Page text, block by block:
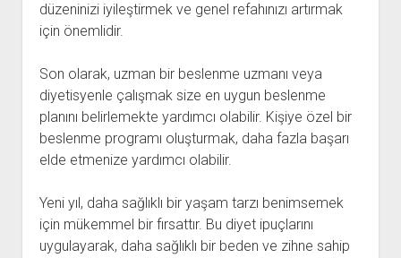
düzeninizi iyileştirmek ve genel refahınızı artırmak
için önemlidir.
Son olarak, uzman bir beslenme uzmanı veya
diyetisyenle çalışmak size en uygun beslenme
planını belirlemekte yardımcı olabilir. Kişiye özel bir
beslenme programı oluşturmak, daha fazla başarı
elde etmenize yardımcı olabilir.
Yeni yıl, daha sağlıklı bir yaşam tarzı benimsemek
için mükemmel bir fırsattır. Bu diyet ipuçlarını
uygulayarak, daha sağlıklı bir beden ve zihne sahip